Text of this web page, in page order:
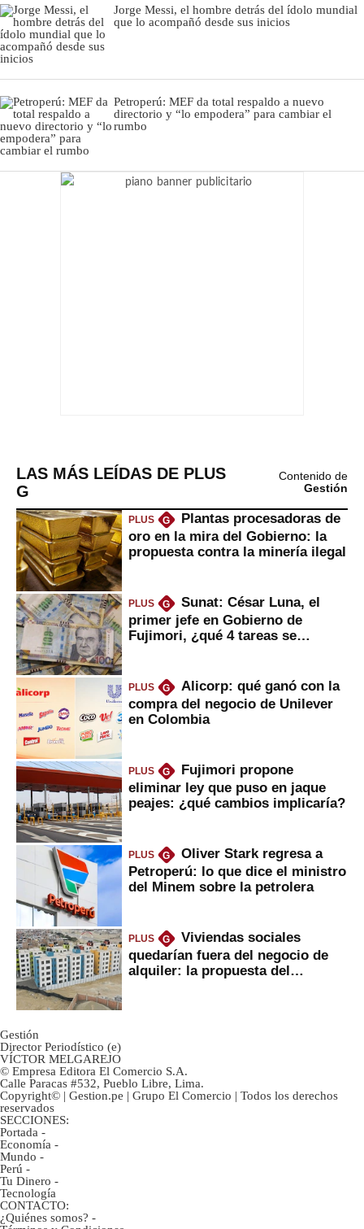
Jorge Messi, el hombre detrás del ídolo mundial
que lo acompañó desde sus inicios
Petroperú: MEF da total respaldo a nuevo
directorio y “lo empodera” para cambiar el
rumbo
LAS MÁS LEÍDAS DE PLUS
G
Contenido de
Gestión
PLUS G
Plantas procesadoras de
oro en la mira del Gobierno: la
propuesta contra la minería ilegal
PLUS G
Sunat: César Luna, el
primer jefe en Gobierno de
Fujimori, ¿qué 4 tareas se
PLUS G
Alicorp: qué ganó con la
compra del negocio de Unilever
en Colombia
PLUS G
Fujimori propone
eliminar ley que puso en jaque
peajes: ¿qué cambios implicaría?
PLUS G
Oliver Stark regresa a
Petroperú: lo que dice el ministro
del Minem sobre la petrolera
PLUS G
Viviendas sociales
quedarían fuera del negocio de
alquiler: la propuesta del
Gestión
Director Periodístico (e)
VÍCTOR MELGAREJO
© Empresa Editora El Comercio S.A.
Calle Paracas #532, Pueblo Libre, Lima.
Copyright© | Gestion.pe | Grupo El Comercio | Todos los derechos
reservados
SECCIONES:
Portada -
Economía -
Mundo -
Perú -
Tu Dinero -
Tecnología
CONTACTO:
¿Quiénes somos? -